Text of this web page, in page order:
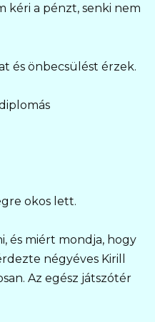
kéri a pénzt, senki nem
és önbecsülést érzek.
okos lett.
és miért mondja, hogy
négyéves Kirill
Az egész játszótér